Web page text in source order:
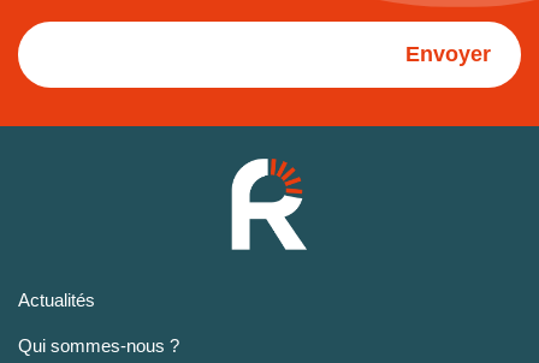
Envoyer
Actualités
Qui sommes-nous ?